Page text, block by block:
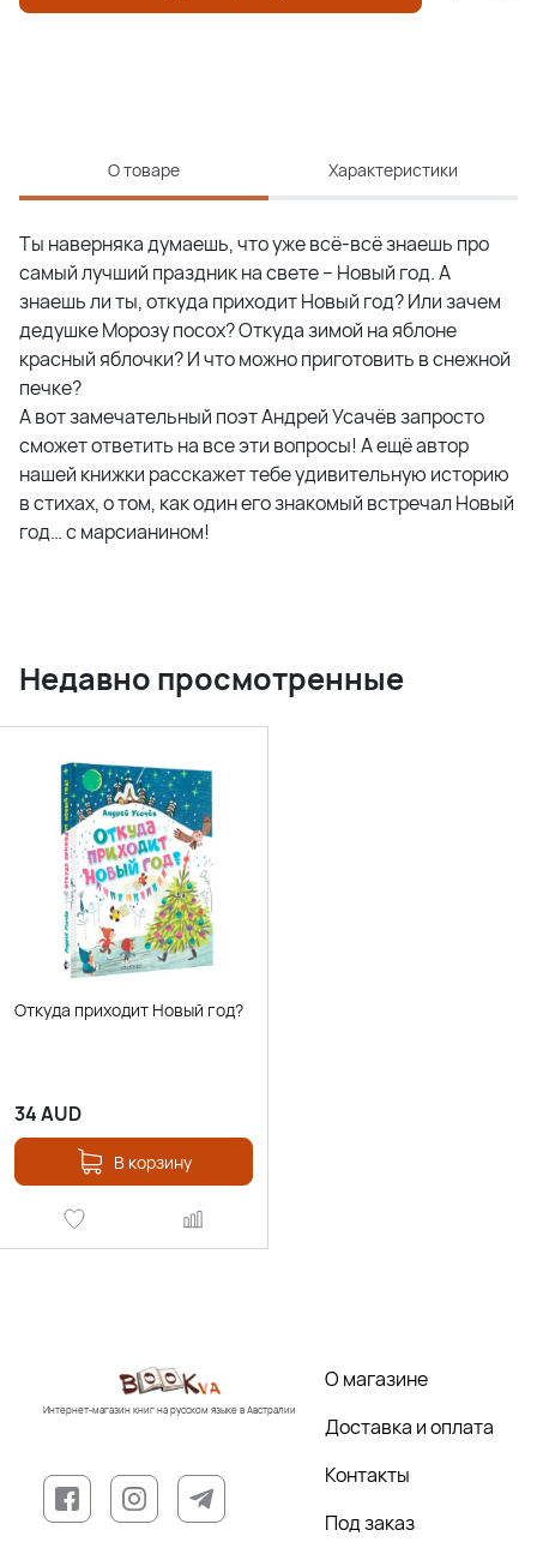
О товаре Характеристики
Ты наверняка думаешь, что уже всё-всё знаешь про
самый лучший праздник на свете – Новый год. А
знаешь ли ты, откуда приходит Новый год? Или зачем
дедушке Морозу посох? Откуда зимой на яблоне
красный яблочки? И что можно приготовить в снежной
печке?
А вот замечательный поэт Андрей Усачёв запросто
сможет ответить на все эти вопросы! А ещё автор
нашей книжки расскажет тебе удивительную историю
в стихах, о том, как один его знакомый встречал Новый
год… с марсианином!
Недавно просмотренные
Откуда приходит Новый год?
34AUD
В корзину
Интернет-магазин книг на русском языке в Австралии
О магазине
Доставка и оплата
Контакты
Под заказ